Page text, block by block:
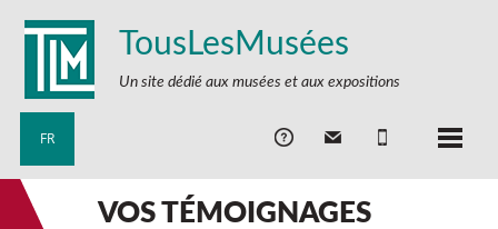
TousLesMusées
Un site dédié aux musées et aux expositions
FR
VOS TÉMOIGNAGES